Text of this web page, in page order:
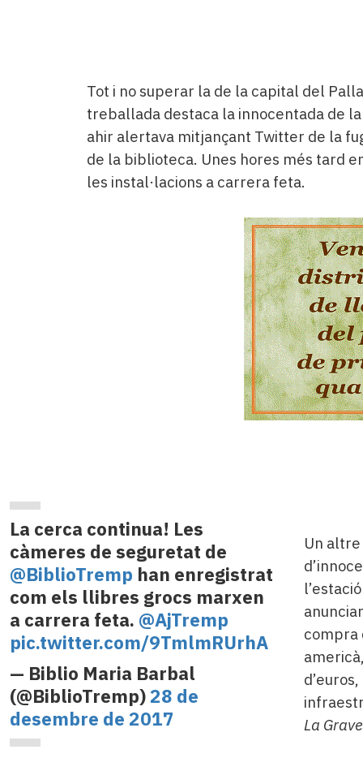
Tot i no superar la de la capital del
treballada destaca la innocentada de la
ahir alertava mitjançant Twitter de la
de la biblioteca. Unes hores més tard
les instal·lacions a carrera feta.
La cerca continua! Les
càmeres de seguretat de
@BiblioTremp han enregistrat
com els llibres grocs marxen
a carrera feta. @AjTremp
pic.twitter.com/9TmlmRUrhA
— Biblio Maria Barbal
(@BiblioTremp)28 de
desembre de 2017
Un
compra
La Grave